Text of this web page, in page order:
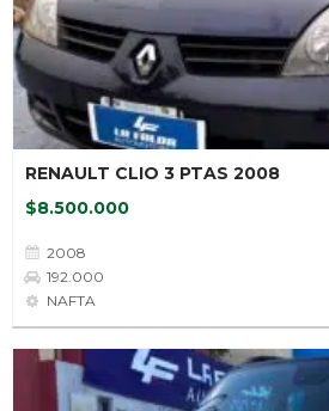
RENAULT CLIO 3 PTAS 2008
$8.500.000
2008
192.000
NAFTA